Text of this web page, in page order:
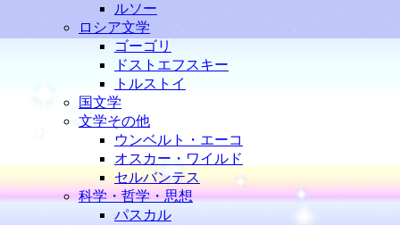
ルソー
ロシア文学
ゴーゴリ
ドストエフスキー
トルストイ
国文学
文学その他
ウンベルト・エーコ
オスカー・ワイルド
セルバンテス
科学・哲学・思想
パスカル